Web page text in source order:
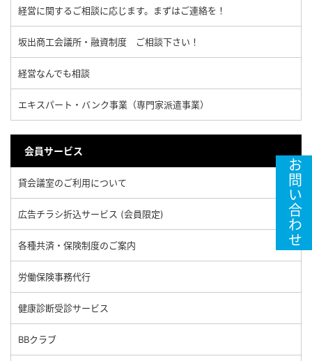
経営に関するご相談に応じます。まずはご連絡を！
坂出商工会議所・融資制度 ご相談下さい！
経営なんでも相談
エキスパート・バンク事業（専門家派遣事業）
会員サービス
貸会議室のご利用について
広告チラシ折込サービス (会員限定)
各種共済・保険制度のご案内
労働保険事務代行
健康診断受診サービス
BBクラブ
お問い合わせ